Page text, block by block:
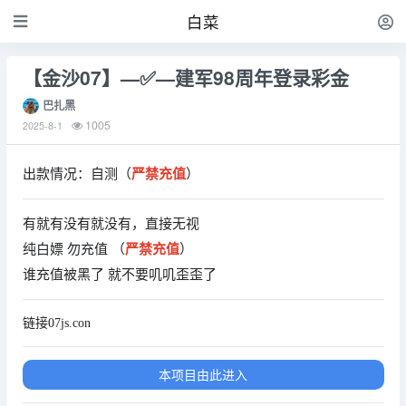
白菜
【金沙07】—✅—建军98周年登录彩金
巴扎黑
2025-8-1 1005
出款情况：自测（严禁充值）
有就有没有就没有，直接无视
纯白嫖 勿充值 （严禁充值）
谁充值被黑了 就不要叽叽歪歪了
链接07js.con
本项目由此进入